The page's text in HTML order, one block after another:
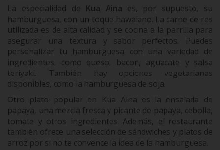
La especialidad de Kua Aina es, por supuesto, su
hamburguesa, con un toque hawaiano. La carne de res
utilizada es de alta calidad y se cocina a la parrilla para
asegurar una textura y sabor perfectos. Puedes
personalizar tu hamburguesa con una variedad de
ingredientes, como queso, bacon, aguacate y salsa
teriyaki. También hay opciones vegetarianas
disponibles, como la hamburguesa de soja.
Otro plato popular en Kua Aina es la ensalada de
papaya, una mezcla fresca y picante de papaya, cebolla,
tomate y otros ingredientes. Además, el restaurante
también ofrece una selección de sándwiches y platos de
arroz por si no te convence la idea de la hamburguesa.